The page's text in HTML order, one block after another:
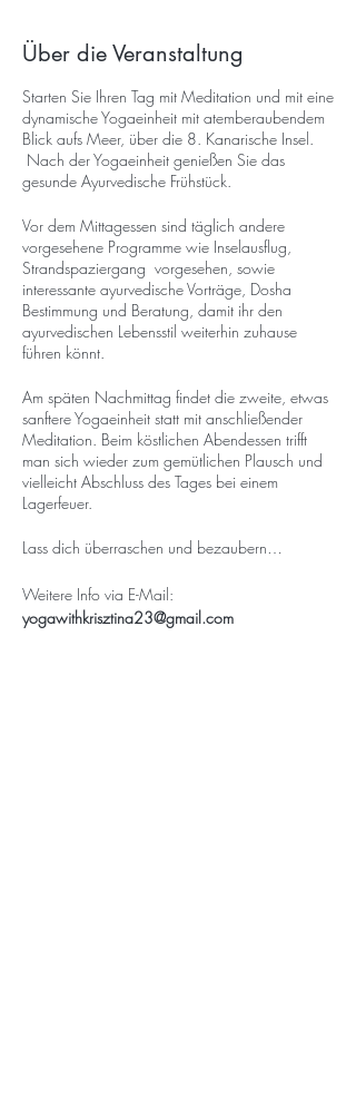
Über die Veranstaltung
Starten Sie Ihren Tag mit Meditation und mit eine
dynamische Yogaeinheit mit atemberaubendem
Blick aufs Meer, über die 8. Kanarische Insel.
Nach der Yogaeinheit genießen Sie das
gesunde Ayurvedische Frühstück.
Vor dem Mittagessen sind täglich andere
vorgesehene Programme wie Inselausflug,
Strandspaziergang vorgesehen, sowie
interessante ayurvedische Vorträge, Dosha
Bestimmung und Beratung, damit ihr den
ayurvedischen Lebensstil weiterhin zuhause
führen könnt.
Am späten Nachmittag findet die zweite, etwas
sanftere Yogaeinheit statt mit anschließender
Meditation. Beim köstlichen Abendessen trifft
man sich wieder zum gemütlichen Plausch und
vielleicht Abschluss des Tages bei einem
Lagerfeuer.
Lass dich überraschen und bezaubern…
Weitere Info via E-Mail:
yogawithkrisztina23@gmail.com